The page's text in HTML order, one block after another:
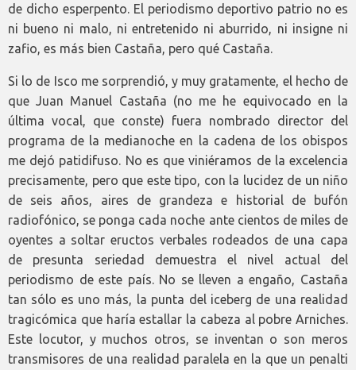
de dicho esperpento. El periodismo deportivo patrio no es
ni bueno ni malo, ni entretenido ni aburrido, ni insigne ni
zafio, es más bien Castaña, pero qué Castaña.
Si lo de Isco me sorprendió, y muy gratamente, el hecho de
que Juan Manuel Castaña (no me he equivocado en la
última vocal, que conste) fuera nombrado director del
programa de la medianoche en la cadena de los obispos
me dejó patidifuso. No es que viniéramos de la excelencia
precisamente, pero que este tipo, con la lucidez de un niño
de seis años, aires de grandeza e historial de bufón
radiofónico, se ponga cada noche ante cientos de miles de
oyentes a soltar eructos verbales rodeados de una capa
de presunta seriedad demuestra el nivel actual del
periodismo de este país. No se lleven a engaño, Castaña
tan sólo es uno más, la punta del iceberg de una realidad
tragicómica que haría estallar la cabeza al pobre Arniches.
Este locutor, y muchos otros, se inventan o son meros
transmisores de una realidad paralela en la que un penalti